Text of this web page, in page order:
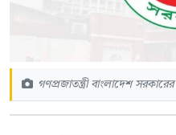
গণপ্রজাতন্ত্রী বাংলাদেশ